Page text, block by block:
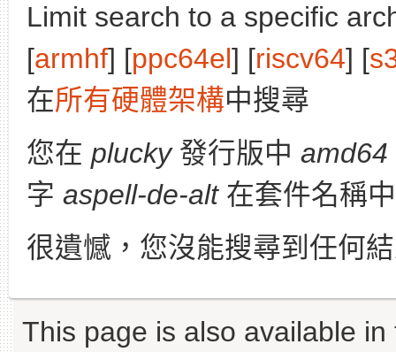
Limit search to a specific
[armhf] [ppc64el] [riscv64] [
在所有硬體架構中搜尋
您在 plucky發行版中 amd64
字 aspell-de-alt在套件名稱
很遺憾，您沒能搜尋到任何
This page is also available